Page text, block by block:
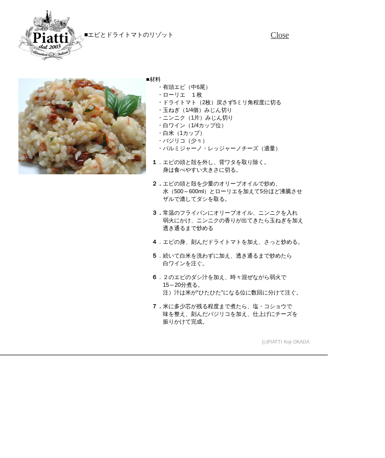
■エビとドライトマトのリゾット Close
■材料
・有頭エビ（中6尾）
・ローリエ １枚
・ドライトマト（2枚）戻さず5ミリ角程度に切る
・玉ねぎ（1/4個）みじん切り
・ニンニク（1片）みじん切り
・白ワイン（1/4カップ位）
・白米（1カップ）
・バジリコ（少々）
・パルミジャーノ・レッジャーノチーズ（適量）
１
．エビの頭と殻を外し、背ワタを取り除く。
身は食べやすい大きさに切る。
２． エビの頭と殻を少量のオリーブオイルで炒め、
水（500～600ml）とローリエを加えて5分ほど沸騰させ
ザルで漉してダシを取る。
３． 常温のフライパンにオリーブオイル、ニンニクを入れ
弱火にかけ、ニンニクの香りが出てきたら玉ねぎを加え
透き通るまで炒める
４ ．エビの身、刻んだドライトマトを加え、さっと炒める。
５ ．続いて白米を洗わずに加え、透き通るまで炒めたら
白ワインを注ぐ。
６ ．２のエビのダシ汁を加え、時々混ぜながら弱火で
15～20分煮る。
注）汁は米が“ひたひた”になる位に数回に分けて注ぐ。
７． 米に多少芯が残る程度まで煮たら、塩・コショウで
味を整え、刻んだバジリコを加え、仕上げにチーズを
振りかけて完成。
(c)PIATTI Koji OKADA